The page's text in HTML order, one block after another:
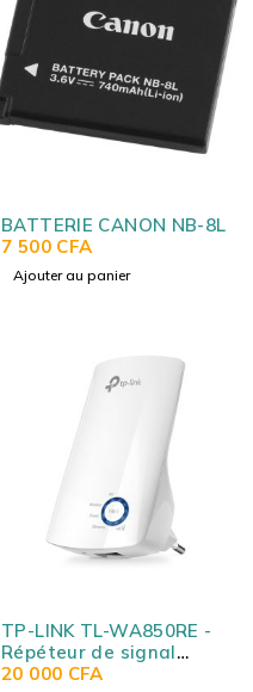
BATTERIE CANON NB-8L
7 500 CFA
Ajouter au panier
TP-LINK TL-WA850RE -
Répéteur de signal
Wireless N 300 Mbps
20 000 CFA